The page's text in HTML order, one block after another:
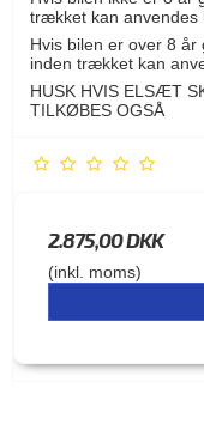
trækket kan anvendes
Hvis bilen er over 8 år
inden trækket kan
HUSK HVIS ELSÆT
TILKØBES OGSÅ
2.875,00 DKK
(inkl. moms)